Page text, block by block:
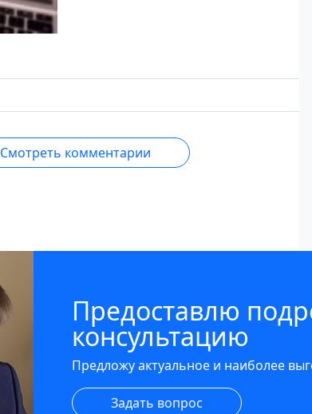
Смотреть комментарии
Предоставлю
консультацию
Предложу актуальное и наиболее
Задать вопрос